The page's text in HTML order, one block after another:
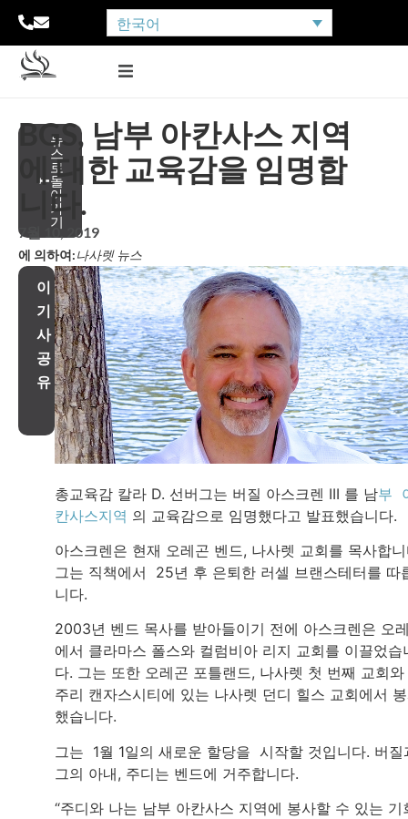
한국어
뉴
스
로
돌
아
가
기
BGS, 남부 아칸사스 지역
에 대한 교육감을 임명합
니다.
7월 10, 2019
에 의하여:나사렛 뉴스
이
기
사
공
유
총교육감 칼라 D. 선버그는 버질 아스크렌 III 를 남부
칸사스지역 의 교육감으로 임명했다고 발표했습니다.
아스크렌은 현재 오레곤 벤드, 나사렛 교회를 목사합
그는 직책에서 25년 후 은퇴한 러셀 브랜스테터를 따
니다.
2003년 벤드 목사를 받아들이기 전에 아스크렌은 오
에서 클라마스 폴스와 컬럼비아 리지 교회를 이끌었습
다. 그는 또한 오레곤 포틀랜드, 나사렛 첫 번째 교회와
주리 캔자스시티에 있는 나사렛 던디 힐스 교회에서
했습니다.
그는 1월 1일의 새로운 할당을 시작할 것입니다. 버질
그의 아내, 주디는 벤드에 거주합니다.
“주디와 나는 남부 아칸사스 지역에 봉사할 수 있는 기